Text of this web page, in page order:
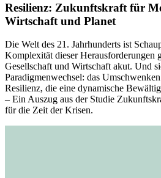
Resilienz: Zukunftskraft für
Wirtschaft und Planet
Die Welt des 21. Jahrhunderts ist
Komplexität dieser Herausforderungen
Gesellschaft und Wirtschaft akut. Und
Paradigmenwechsel: das
Resilienz, die eine dynamische
– Ein Auszug aus der Studie
für die Zeit der Krisen.